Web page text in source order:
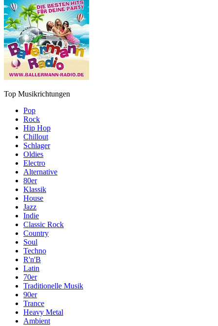
Top Musikrichtungen
Pop
Rock
Hip Hop
Chillout
Schlager
Oldies
Electro
Alternative
80er
Klassik
House
Jazz
Indie
Classic Rock
Country
Soul
Techno
R'n'B
Latin
70er
Traditionelle Musik
90er
Trance
Heavy Metal
Ambient